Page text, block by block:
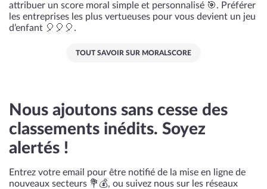
attribuer un score moral simple et personnalisé 🎯. Préférer
les entreprises les plus vertueuses pour vous devient un jeu
d’enfant 🎈🎈🎈.
TOUT SAVOIR SUR MORALSCORE
Nous ajoutons sans cesse des
classements inédits. Soyez
alertés !
Entrez votre email pour être notifié de la mise en ligne de
nouveaux secteurs 💐💰, ou suivez nous sur les réseaux